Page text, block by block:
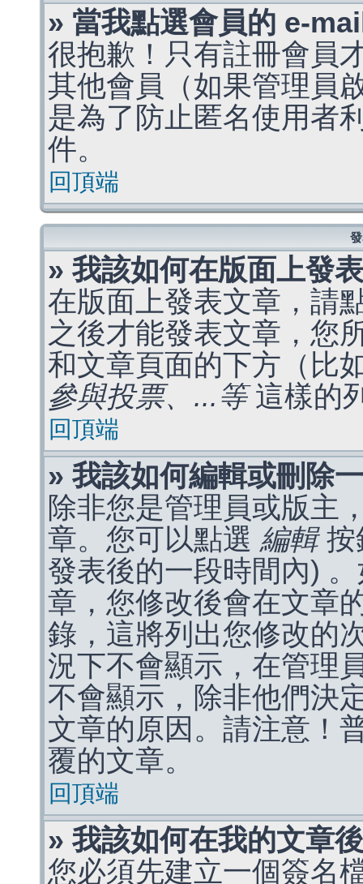
» 當我點選會員的 e-
很抱歉！只有註冊會員
其他會員（如果管理員
是為了防止匿名使用者
件。
回頂端
» 我該如何在版面上發
在版面上發表文章，請
之後才能發表文章，您
和文章頁面的下方（比
參與投票、...等這樣的
回頂端
» 我該如何編輯或刪除
除非您是管理員或版主
章。您可以點選 編輯按
發表後的一段時間內)
章，您修改後會在文章
錄，這將列出您修改的
況下不會顯示，在管理
不會顯示，除非他們決
文章的原因。請注意！
覆的文章。
回頂端
» 我該如何在我的文章
您必須先建立一個簽名